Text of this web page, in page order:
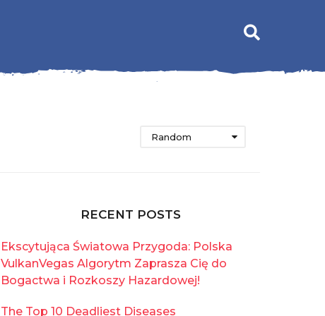
Random
RECENT POSTS
Ekscytująca Światowa Przygoda: Polska
VulkanVegas Algorytm Zaprasza Cię do
Bogactwa i Rozkoszy Hazardowej!
The Top 10 Deadliest Diseases